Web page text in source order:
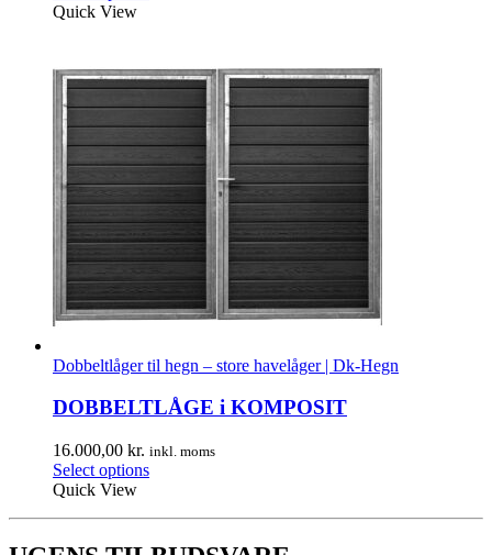
Quick View
Dobbeltlåger til hegn – store havelåger | Dk-Hegn
DOBBELTLÅGE i KOMPOSIT
16.000,00 kr. inkl. moms
Select options
Quick View